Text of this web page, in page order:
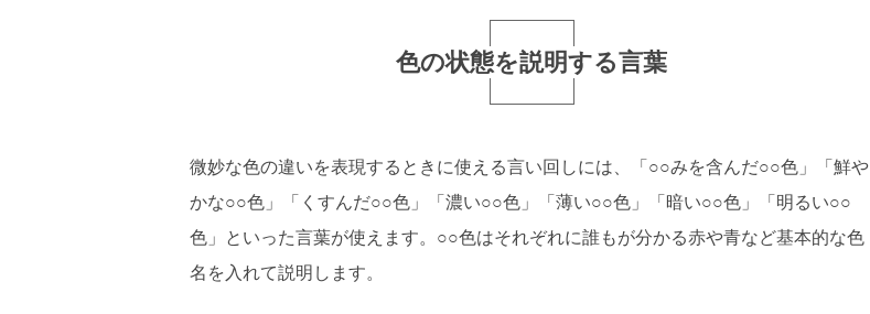
色の状態を説明する言葉
微妙な色の違いを表現するときに使える言い回しには、「○○みを含んだ○○色」「鮮や
かな○○色」「くすんだ○○色」「濃い○○色」「薄い○○色」「暗い○○色」「明るい○○
色」といった言葉が使えます。○○色はそれぞれに誰もが分かる赤や青など基本的な色
名を入れて説明します。